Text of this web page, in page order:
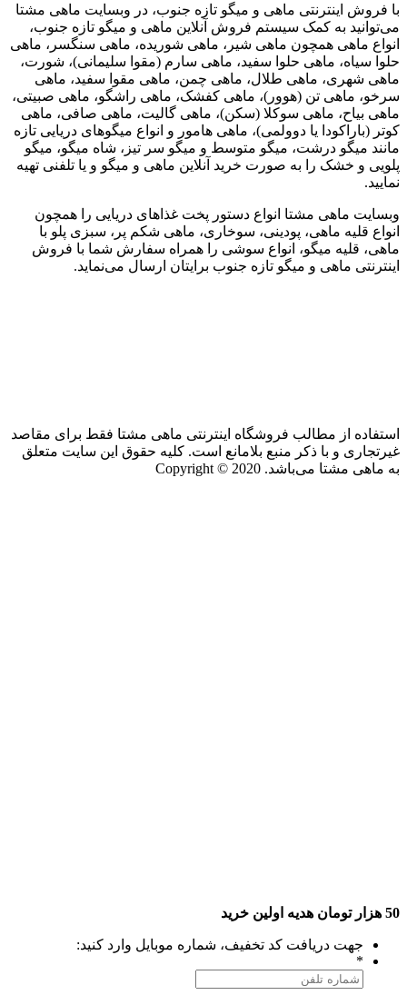
با فروش اینترنتی ماهی و میگو تازه جنوب، در وبسایت ماهی مشتا
می‌توانید به کمک سیستم فروش آنلاین ماهی و میگو تازه جنوب،
انواع ماهی همچون ماهی شیر، ماهی شوریده، ماهی سنگسر، ماهی
حلوا سیاه، ماهی حلوا سفید، ماهی سارم (مقوا سلیمانی)، شورت،
ماهی شهری، ماهی طلال، ماهی چمن، ماهی مقوا سفید، ماهی
سرخو، ماهی تن (هوور)، ماهی کفشک، ماهی راشگو، ماهی صبیتی،
ماهی بیاح، ماهی سوکلا (سکن)، ماهی گالیت، ماهی صافی، ماهی
کوتر (باراکودا یا دوولمی)، ماهی هامور و انواع میگوهای دریایی تازه
مانند میگو درشت، میگو متوسط و میگو سر تیز، شاه میگو، میگو
پلویی و خشک را به صورت خرید آنلاین ماهی و میگو و یا تلفنی تهیه
نمایید.
وبسایت ماهی مشتا انواع دستور پخت غذاهای دریایی را همچون
انواع قلیه ماهی، پودینی، سوخاری، ماهی شکم پر، سبزی پلو با
ماهی، قلیه میگو، انواع سوشی را همراه سفارش شما با فروش
اینترنتی ماهی و میگو تازه جنوب برایتان ارسال می‌نماید.
استفاده از مطالب فروشگاه اینترنتی ماهی مشتا فقط برای مقاصد
غیرتجاری و با ذکر منبع بلامانع است. کلیه حقوق این سایت متعلق
به ماهی مشتا می‌باشد. Copyright © 2020
50 هزار تومان هدیه اولین خرید
جهت دریافت کد تخفیف، شماره موبایل وارد کنید:
*